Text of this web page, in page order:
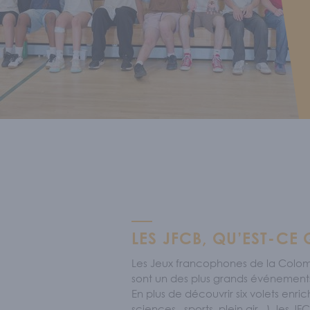
Sécurité
LES JFCB, QU’EST-CE
Les Jeux francophones de la
sont un des plus grands
En plus de découvrir six volets